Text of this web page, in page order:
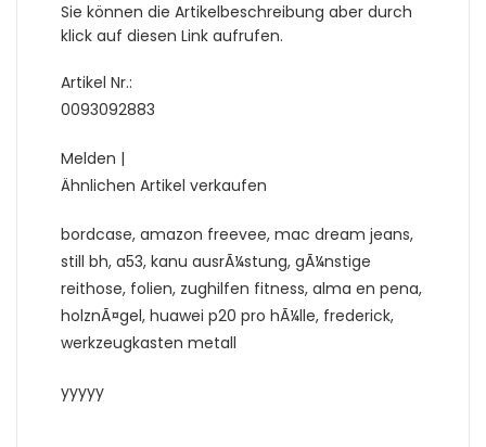
Sie können die Artikelbeschreibung aber durch
klick auf diesen Link aufrufen.
Artikel Nr.:
0093092883
Melden |
Ähnlichen Artikel verkaufen
bordcase, amazon freevee, mac dream jeans,
still bh, a53, kanu ausrÃ¼stung, gÃ¼nstige
reithose, folien, zughilfen fitness, alma en pena,
holznÃ¤gel, huawei p20 pro hÃ¼lle, frederick,
werkzeugkasten metall
yyyyy